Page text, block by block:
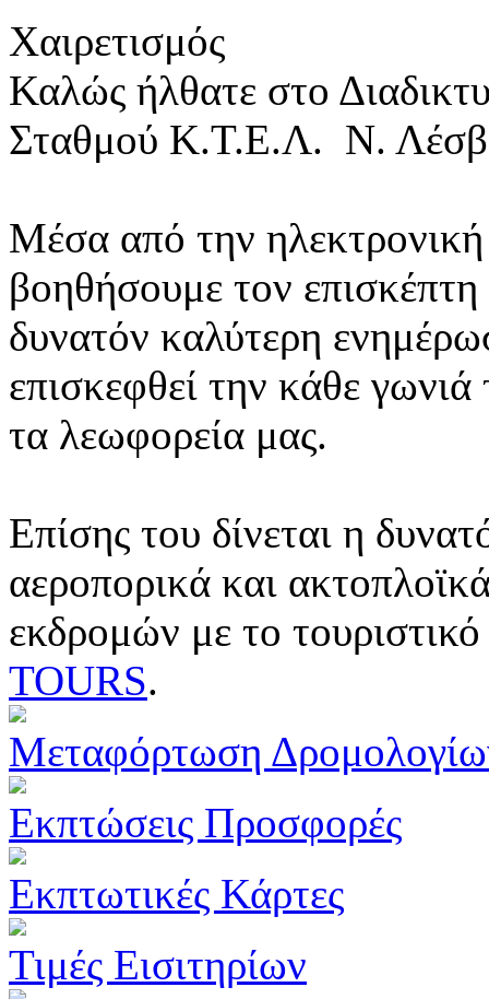
Χαιρετισμός
Καλώς ήλθατε στο
Σταθμού Κ.Τ.Ε.Λ. Ν.
Μέσα από την ηλεκτρονική
βοηθήσουμε τον
δυνατόν καλύτερη
επισκεφθεί την κάθε
τα λεωφορεία μας.
Επίσης του δίνεται η
αεροπορικά και
εκδρομών με το
TOURS.
Μεταφόρτωση
Εκπτώσεις Προσφορές
Εκπτωτικές Κάρτες
Τιμές Εισιτηρίων